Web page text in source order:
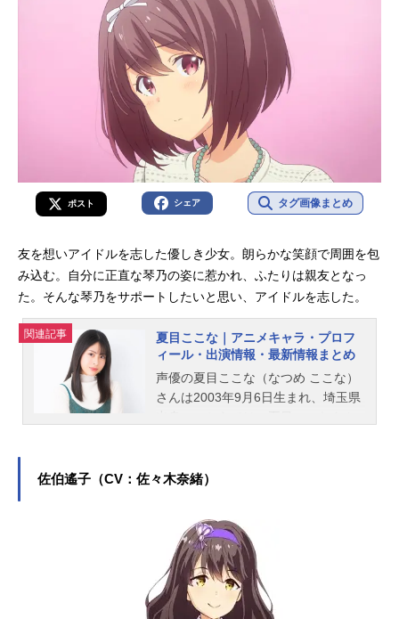
ポスト シェア タグ画像まとめ
友を想いアイドルを志した優しき少女。朗らかな笑顔で周囲を包
み込む。自分に正直な琴乃の姿に惹かれ、ふたりは親友となっ
た。そんな琴乃をサポートしたいと思い、アイドルを志した。
関連記事
夏目ここな｜アニメキャラ・プロフ
ィール・出演情報・最新情報まとめ
声優の夏目ここな（なつめ ここな）
さんは2003年9月6日生まれ、埼玉県
佐伯遙子（CV：佐々木奈緒）